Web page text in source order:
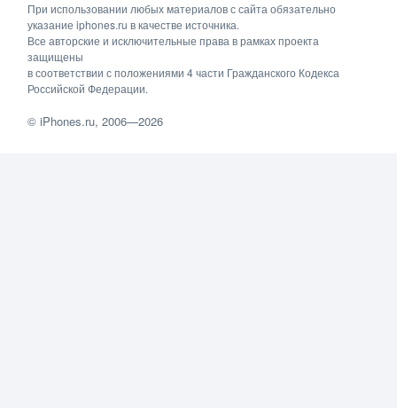
При использовании любых материалов с сайта обязательно
указание iphones.ru в качестве источника.
Все авторские и исключительные права в рамках проекта
защищены
в соответствии с положениями 4 части Гражданского Кодекса
Российской Федерации.
©iPhones.ru, 2006—2026